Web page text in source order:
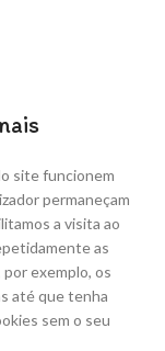
site funcionem
permaneçam
a visita ao
as
exemplo, os
até que tenha
sem o seu